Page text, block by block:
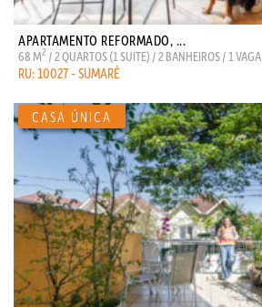
APARTAMENTO REFORMADO, ...
68 M2 / 2 QUARTOS (1 SUITE) / 2 BANHEIROS / 1 VAGA
RU: 10027 - SUMARÉ